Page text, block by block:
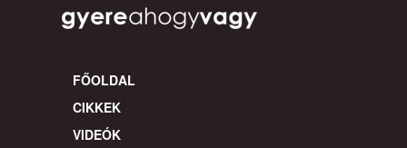
FŐOLDAL
CIKKEK
VIDEÓK